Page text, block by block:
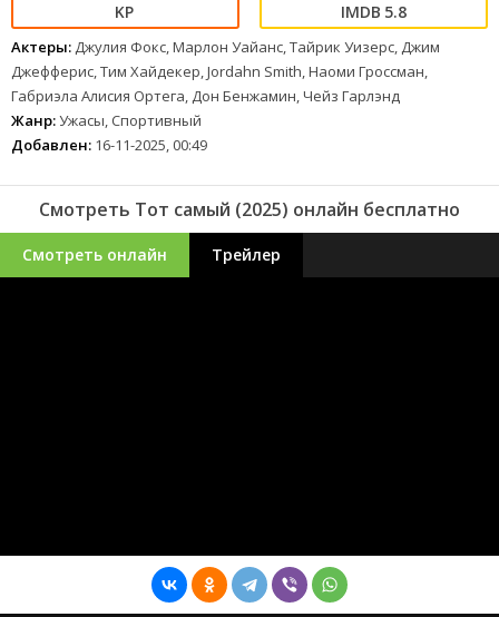
5.8
Актеры: Джулия Фокс, Марлон Уайанс, Тайрик Уизерс, Джим
Джефферис, Тим Хайдекер, Jordahn Smith, Наоми Гроссман,
Габриэла Алисия Ортега, Дон Бенжамин, Чейз Гарлэнд
Жанр:Ужасы, Спортивный
Добавлен: 16-11-2025, 00:49
Смотреть Тот самый (2025) онлайн бесплатно
Смотреть онлайн Трейлер